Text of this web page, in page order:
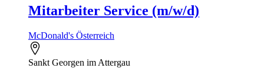
Mitarbeiter Service (m/w/d)
McDonald's Österreich
Sankt Georgen im Attergau